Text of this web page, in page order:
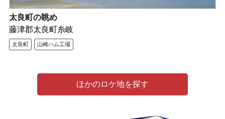
太良町の眺め
藤津郡太良町糸岐
太良町 山崎ハム工場
ほかのロケ地を探す